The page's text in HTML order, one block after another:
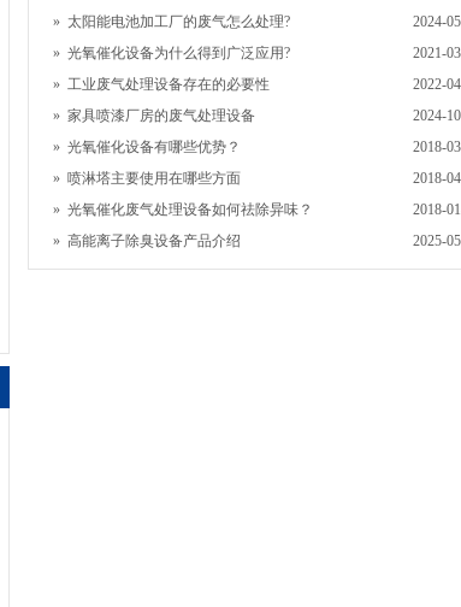
2024-
» 太阳能电池加工厂的废气怎么处理?
2021-
» 光氧催化设备为什么得到广泛应用?
2022-
» 工业废气处理设备存在的必要性
2024-
» 家具喷漆厂房的废气处理设备
2018-
» 光氧催化设备有哪些优势？
2018-
» 喷淋塔主要使用在哪些方面
2018-
» 光氧催化废气处理设备如何祛除异味？
2025-
» 高能离子除臭设备产品介绍